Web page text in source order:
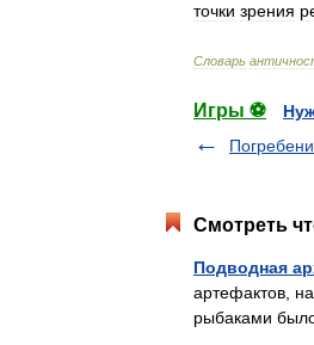
точки зрения
Словарь
Игры ⚽
Смотреть
Подводная
артефактов,
рыбаками